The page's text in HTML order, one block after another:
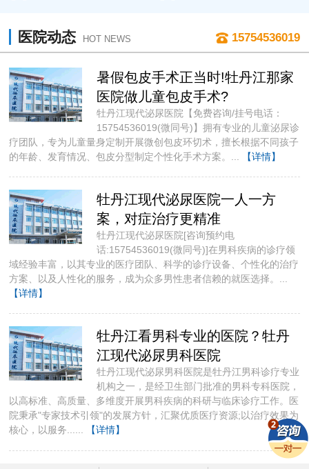
医院动态 HOT NEWS 15754536019
暑假包皮手术正当时!牡丹江那家
医院做儿童包皮手术?
牡丹江现代泌尿医院【免费咨询/挂号电话：
15754536019(微同号)】拥有专业的儿童泌尿诊
疗团队，专为儿童量身定制开展微创包皮环切术，擅长根据不同孩子
的年龄、发育情况、包皮分型制定个性化手术方案。...
【详情】
牡丹江现代泌尿医院一人一方
案，对症治疗更精准
牡丹江现代泌尿医院[咨询预约电
话:15754536019(微同号)]​在男科疾病的诊疗领
域经验丰富，以其专业的医疗团队、科学的诊疗设备、个性化的治疗
方案、以及人性化的服务，成为众多男性患者信赖的就医选择。...
【详情】
牡丹江看男科专业的医院？牡丹
江现代泌尿男科医院
牡丹江现代泌尿男科医院是牡丹江男科诊疗专业
机构之一，是经卫生部门批准的男科专科医院，
以高标准、高质量、多维度开展男科疾病的科研与临床诊疗工作。医
院秉承"专家技术引领"的发展方针，汇聚优质医疗资源;以治疗效果为
核心，以服务......
【详情】